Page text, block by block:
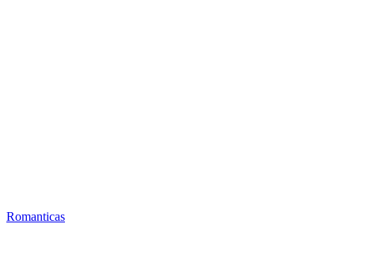
Romanticas